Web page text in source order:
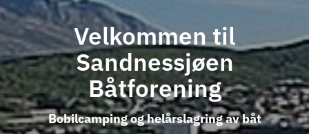
Velkommen til
Sandnessjøen
Båtforening
Bobilcamping og helårslagring av båt